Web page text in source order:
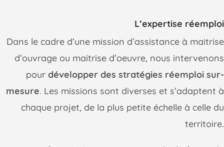
L’expertise réemploi
Dans le cadre d’une mission d’assistance à maitrise
d’ouvrage ou maitrise d’oeuvre, nous intervenons
pour développer des stratégies réemploi sur-
mesure. Les missions sont diverses et s’adaptent à
chaque projet, de la plus petite échelle à celle du
territoire.